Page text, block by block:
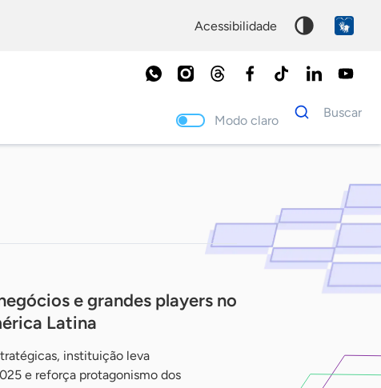
acessibilidade
Modo claro
Dados
para
Buscar
e grandes players no
Latina
instituição leva
e reforça protagonismo dos